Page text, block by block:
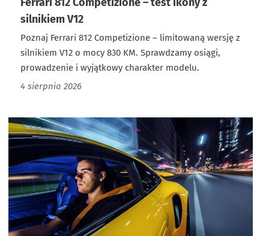
silnikiem V12
Poznaj Ferrari 812 Competizione – limitowaną wersję z
silnikiem V12 o mocy 830 KM. Sprawdzamy osiągi,
prowadzenie i wyjątkowy charakter modelu.
4 sierpnia 2026